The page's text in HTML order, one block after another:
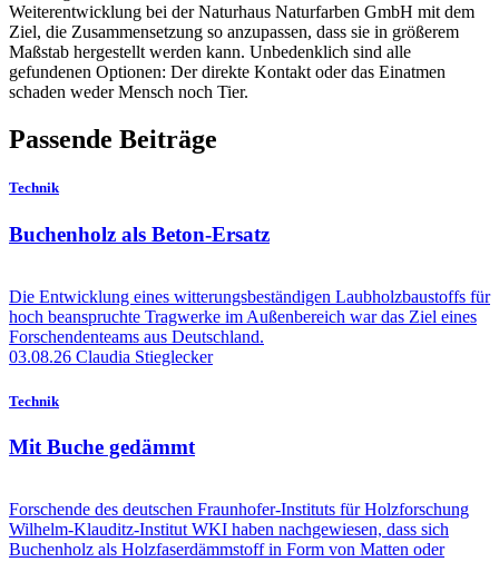
Weiterentwicklung bei der Naturhaus Naturfarben GmbH mit dem
Ziel, die Zusammensetzung so anzupassen, dass sie in größerem
Maßstab hergestellt werden kann. Unbedenklich sind alle
gefundenen Optionen: Der direkte Kontakt oder das Einatmen
schaden weder Mensch noch Tier.
Passende Beiträge
Technik
Buchenholz als Beton-Ersatz
Die Entwicklung eines witterungsbeständigen Laubholzbaustoffs für
hoch beanspruchte Tragwerke im Außenbereich war das Ziel eines
Forschendenteams aus Deutschland.
03.08.26 Claudia Stieglecker
Technik
Mit Buche gedämmt
Forschende des deutschen Fraunhofer-Instituts für Holzforschung
Wilhelm-Klauditz-Institut WKI haben nachgewiesen, dass sich
Buchenholz als Holzfaserdämmstoff in Form von Matten oder